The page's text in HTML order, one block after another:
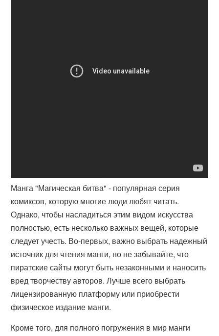
Манга "Магическая битва" - популярная серия
комиксов, которую многие люди любят читать.
Однако, чтобы насладиться этим видом искусства
полностью, есть несколько важных вещей, которые
следует учесть. Во-первых, важно выбрать надежный
источник для чтения манги, но не забывайте, что
пиратские сайты могут быть незаконными и наносить
вред творчеству авторов. Лучше всего выбрать
лицензированную платформу или приобрести
физическое издание манги.
Кроме того, для полного погружения в мир манги